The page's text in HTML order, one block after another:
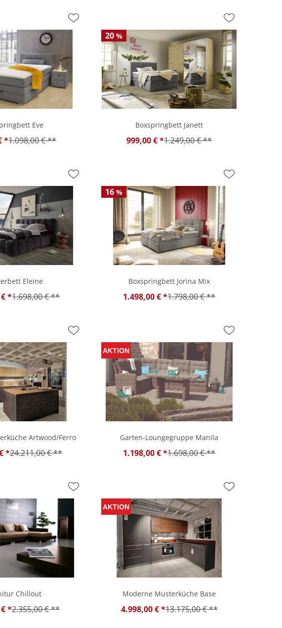
Eve
*1.098,00 € **
20 %
Boxspringbett Janett
999,00 € *1.249,00 € **
Eleine
€ *1.698,00 € **
16 %
Boxspringbett Jorina Mix
1.498,00 € *1.798,00 € **
Artwood/Ferro
*24.211,00 € **
Garten-Loungegruppe Manila
1.198,00 € *1.698,00 € **
Chillout
€ *2.355,00 € **
Moderne Musterküche Base
4.998,00 € *13.175,00 € **